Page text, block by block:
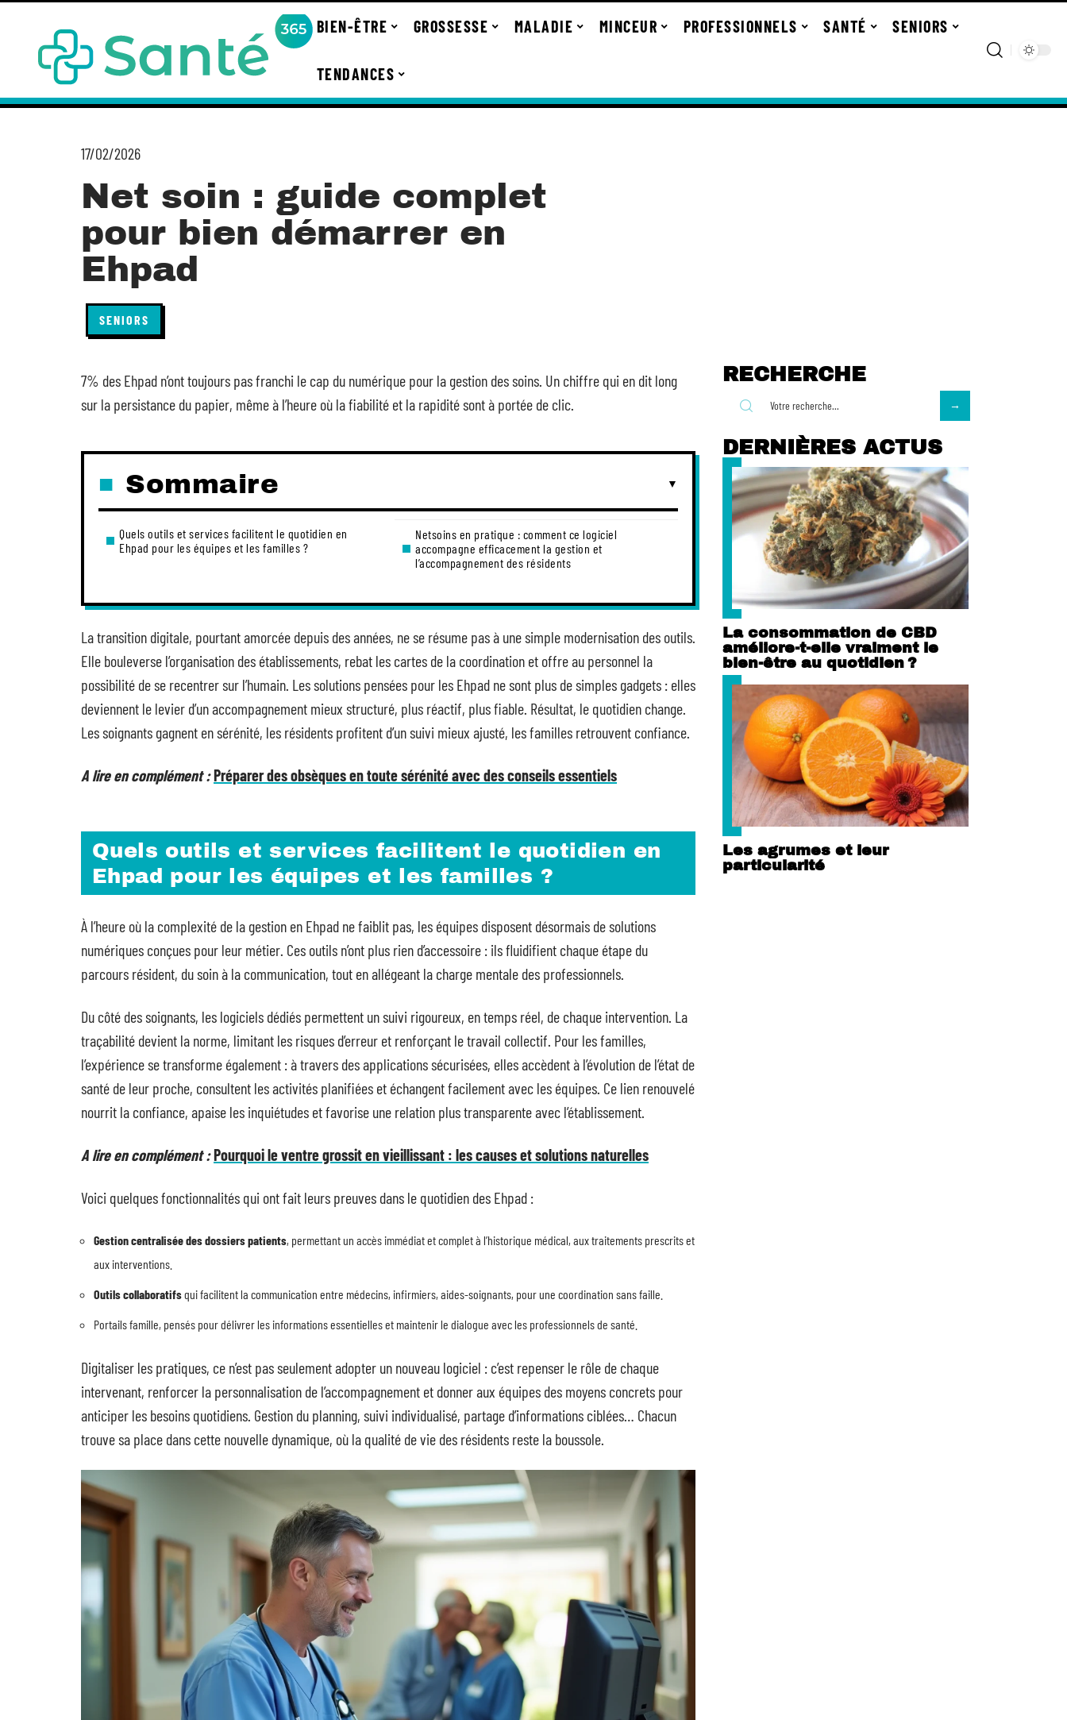
BIEN-ÊTRE GROSSESSE MALADIE MINCEUR PROFESSIONNELS SANTÉ SENIORS
TENDANCES
17/02/2026
Net soin : guide complet
pour bien démarrer en
Ehpad
SENIORS
7% des Ehpad n’ont toujours pas franchi le cap du numérique pour la gestion des soins. Un chiffre qui en dit long
sur la persistance du papier, même à l’heure où la fiabilité et la rapidité sont à portée de clic.
Sommaire
Quels outils et services facilitent le quotidien en
Ehpad pour les équipes et les familles ?
Netsoins en pratique : comment ce logiciel
accompagne efficacement la gestion et
l’accompagnement des résidents
La transition digitale, pourtant amorcée depuis des années, ne se résume pas à une simple modernisation des outils.
Elle bouleverse l’organisation des établissements, rebat les cartes de la coordination et offre au personnel la
possibilité de se recentrer sur l’humain. Les solutions pensées pour les Ehpad ne sont plus de simples gadgets : elles
deviennent le levier d’un accompagnement mieux structuré, plus réactif, plus fiable. Résultat, le quotidien change.
Les soignants gagnent en sérénité, les résidents profitent d’un suivi mieux ajusté, les familles retrouvent confiance.
A lire en complément :Préparer des obsèques en toute sérénité avec des conseils essentiels
Quels outils et services facilitent le quotidien en
Ehpad pour les équipes et les familles ?
À l’heure où la complexité de la gestion en Ehpad ne faiblit pas, les équipes disposent désormais de solutions
numériques conçues pour leur métier. Ces outils n’ont plus rien d’accessoire : ils fluidifient chaque étape du
parcours résident, du soin à la communication, tout en allégeant la charge mentale des professionnels.
Du côté des soignants, les logiciels dédiés permettent un suivi rigoureux, en temps réel, de chaque intervention. La
traçabilité devient la norme, limitant les risques d’erreur et renforçant le travail collectif. Pour les familles,
l’expérience se transforme également : à travers des applications sécurisées, elles accèdent à l’évolution de l’état de
santé de leur proche, consultent les activités planifiées et échangent facilement avec les équipes. Ce lien renouvelé
nourrit la confiance, apaise les inquiétudes et favorise une relation plus transparente avec l’établissement.
A lire en complément :Pourquoi le ventre grossit en vieillissant : les causes et solutions naturelles
Voici quelques fonctionnalités qui ont fait leurs preuves dans le quotidien des Ehpad :
Gestion centralisée des dossiers patients, permettant un accès immédiat et complet à l’historique médical, aux traitements prescrits et
aux interventions.
Outils collaboratifsqui facilitent la communication entre médecins, infirmiers, aides-soignants, pour une coordination sans faille.
Portails famille, pensés pour délivrer les informations essentielles et maintenir le dialogue avec les professionnels de santé.
Digitaliser les pratiques, ce n’est pas seulement adopter un nouveau logiciel : c’est repenser le rôle de chaque
intervenant, renforcer la personnalisation de l’accompagnement et donner aux équipes des moyens concrets pour
anticiper les besoins quotidiens. Gestion du planning, suivi individualisé, partage d’informations ciblées… Chacun
trouve sa place dans cette nouvelle dynamique, où la qualité de vie des résidents reste la boussole.
RECHERCHE
DERNIÈRES ACTUS
La consommation de CBD
améliore-t-elle vraiment le
bien-être au quotidien ?
Les agrumes et leur
particularité